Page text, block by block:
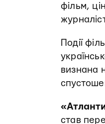
фільм,
Події
визнана
став